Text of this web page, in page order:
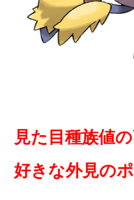
見た目種族値
好きな外見の